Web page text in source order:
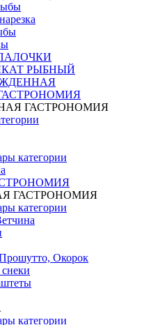
РЫБНЫЙ
ГАСТРОНОМИЯ
категории
ГАСТРОНОМИЯ
категории
Окорок
категории